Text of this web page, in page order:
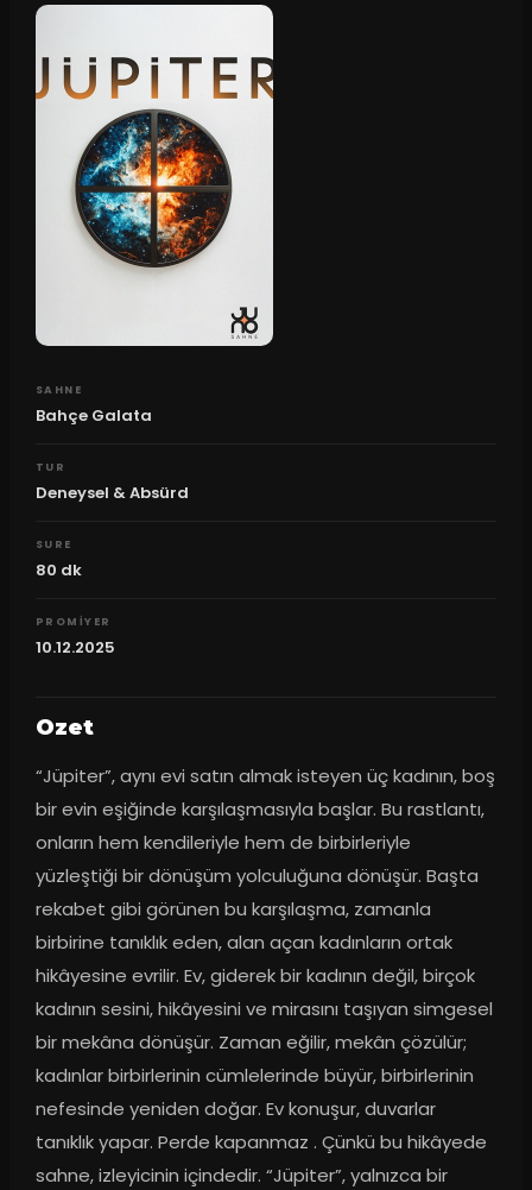
SAHNE
Bahçe Galata
TUR
Deneysel & Absürd
SURE
80 dk
PROMIYER
10.12.2025
Ozet
“Jüpiter”, aynı evi satın almak isteyen üç kadının, boş
bir evin eşiğinde karşılaşmasıyla başlar. Bu rastlantı,
onların hem kendileriyle hem de birbirleriyle
yüzleştiği bir dönüşüm yolculuğuna dönüşür. Başta
rekabet gibi görünen bu karşılaşma, zamanla
birbirine tanıklık eden, alan açan kadınların ortak
hikâyesine evrilir. Ev, giderek bir kadının değil, birçok
kadının sesini, hikâyesini ve mirasını taşıyan simgesel
bir mekâna dönüşür. Zaman eğilir, mekân çözülür;
kadınlar birbirlerinin cümlelerinde büyür, birbirlerinin
nefesinde yeniden doğar. Ev konuşur, duvarlar
tanıklık yapar. Perde kapanmaz . Çünkü bu hikâyede
sahne, izleyicinin içindedir. “Jüpiter”, yalnızca bir